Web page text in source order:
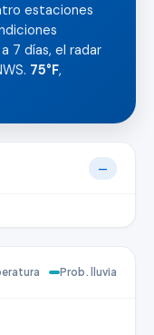
estaciones
7 días, el radar
75°F,
—
Prob. lluvia